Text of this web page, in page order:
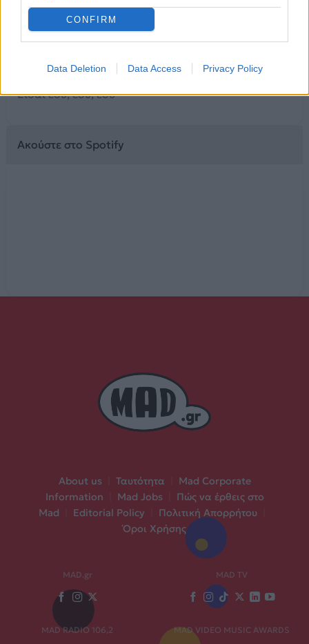
CONFIRM
Data Deletion Data Access Privacy Policy
Έτσι να μείνουμε μαζί
Κάθε στιγμή, κάθε ζωή
Κράτα με κι άλλο, μη σταματάς
Το έργο παίζεται για μας
Όλα όσα έχω ονειρευτεί
Είσαι εσύ, εσύ, εσύ
Ακούστε στο Spotify
About us Ταυτότητα
Mad Corporate
Information
Mad Jobs
Πώς να έρθεις στο
Mad
Editorial Policy Πολιτική Απορρήτου
Όροι Χρήσης
MAD.gr MAD TV
MAD RADIO 106,2 MAD VIDEO MUSIC AWARDS